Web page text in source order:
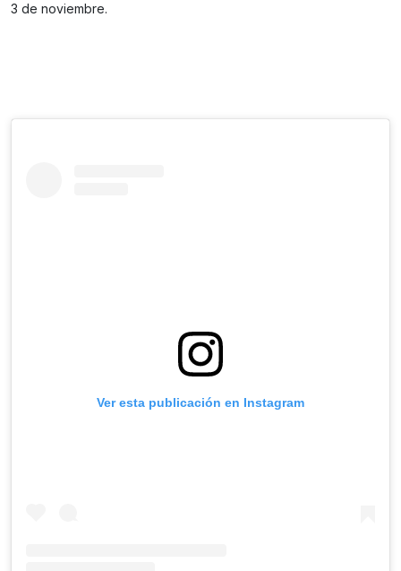
3 de noviembre.
Ver esta publicación en Instagram